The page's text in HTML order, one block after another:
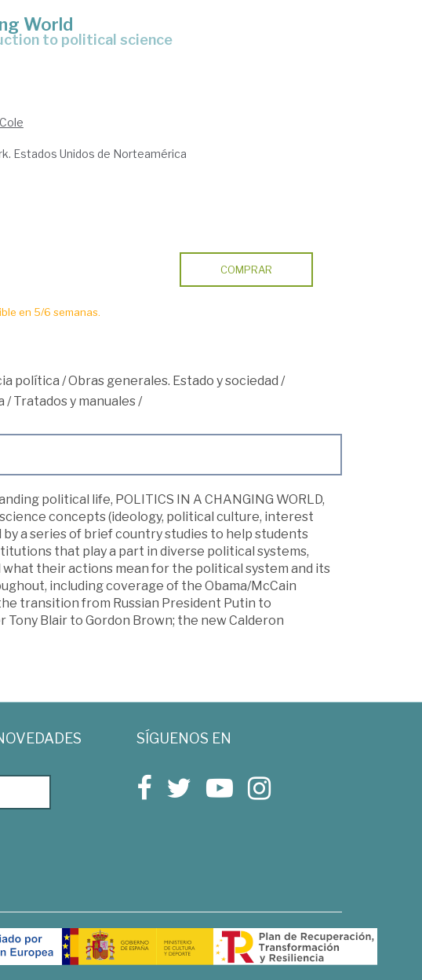
World
to political science
Estados Unidos de Norteamérica
en 5/6 semanas.
COMPRAR
política /Obras generales. Estado y sociedad /
/Tratados y manuales/
political life, POLITICS IN A CHANGING WORLD,
concepts (ideology, political culture, interest
a series of brief country studies to help students
that play a part in diverse political systems,
their actions mean for the political system and its
including coverage of the Obama/McCain
transition from Russian President Putin to
Blair to Gordon Brown; the new Calderon
SÍGUENOS EN